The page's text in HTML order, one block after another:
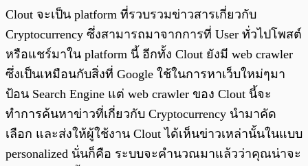
Clout จะเป็น platform ที่รวบรวมข่าวสารเกี่ยวกับ
Cryptocurrency ซึ่งสามารถมาจากการที่ User ทั่วไปโพสต์
หรือแชร์มาใน platform นี้ อีกทั้ง Clout ยังมี web crawler
ซึ่งเป็นเหมือนกับสิ่งที่ Google ใช้ในการหาเว็บใหม่ๆมา
ป้อน Search Engine แต่ web crawler ของ Clout นี้จะ
ทำการค้นหาข่าวที่เกี่ยวกับ Cryptocurrency นำมาคัด
เลือก และส่งให้ผู้ใช้งาน Clout ได้เห็นข่าวเหล่านั้นในแบบ
personalized นั่นก็คือ ระบบจะคำนวณมาแล้วว่าคุณน่าจะ